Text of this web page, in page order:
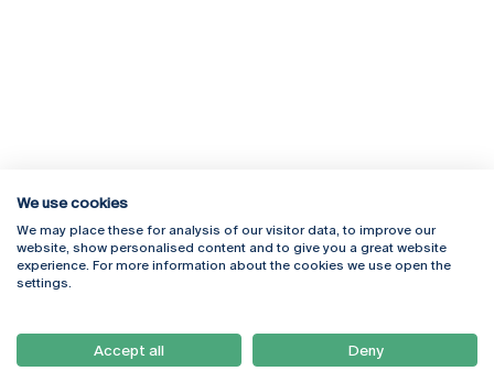
Rua Diogo Botelho 1327
4169-005 Porto
+351 226 196 240
Campus Online
Webmail
Como Chegar
Newsletter
We use cookies
We may place these for analysis of our visitor data, to improve our
website, show personalised content and to give you a great website
experience. For more information about the cookies we use open the
settings.
Accept all Deny